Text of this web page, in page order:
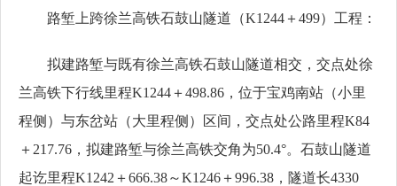
路堑上跨徐兰高铁石鼓山隧道 （K1244＋499）工程：
拟建路堑与既有徐兰高铁石鼓山隧道相交，交点处徐
兰高铁下行线里程K1244＋498.86，位于宝鸡南站（小里
程侧）与东岔站（大里程侧）区间，交点处公路里程K84
＋217.76，拟建路堑与徐兰高铁交角为50.4°。石鼓山隧道
起讫里程K1242＋666.38～K1246＋996.38，隧道长4330